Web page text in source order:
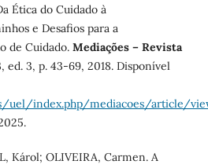
Ética do Cuidado à
e Desafios para a
de Cuidado. Mediações – Revista
ed. 3, p. 43-69, 2018. Disponível
uel/index.php/mediacoes/article/
Károl; OLIVEIRA, Carmen. A